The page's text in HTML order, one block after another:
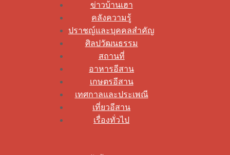
ข่าวบ้านเฮา
คลังความรู้
ปราชญ์และบุคคลสำคัญ
ศิลปวัฒนธรรม
สถานที่
อาหารอีสาน
เกษตรอีสาน
เทศกาลและประเพณี
เที่ยวอีสาน
เรื่องทั่วไป